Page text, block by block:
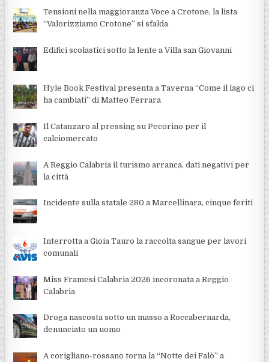
Tensioni nella maggioranza Voce a Crotone, la lista
“Valorizziamo Crotone” si sfalda
Edifici scolastici sotto la lente a Villa san Giovanni
Hyle Book Festival presenta a Taverna “Come il lago ci
ha cambiati” di Matteo Ferrara
Il Catanzaro al pressing su Pecorino per il
calciomercato
A Reggio Calabria il turismo arranca, dati negativi per
la città
Incidente sulla statale 280 a Marcellinara, cinque feriti
Interrotta a Gioia Tauro la raccolta sangue per lavori
comunali
Miss Framesi Calabria 2026 incoronata a Reggio
Calabria
Droga nascosta sotto un masso a Roccabernarda,
denunciato un uomo
A corigliano-rossano torna la “Notte dei Falò” a